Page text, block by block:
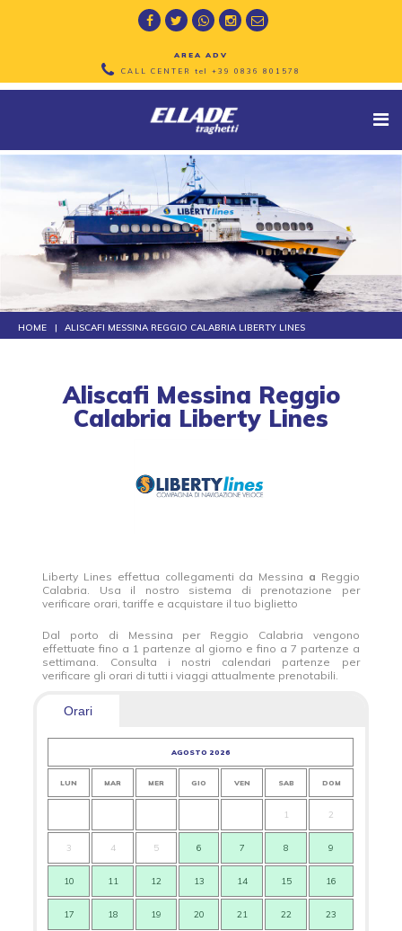
AREA ADV
CALL CENTER tel +39 0836 801578
HOME ALISCAFI MESSINA REGGIO CALABRIA LIBERTY LINES
Aliscafi Messina Reggio
Calabria Liberty Lines
Liberty Lines effettua collegamenti da Messina a Reggio
Calabria. Usa il nostro sistema di prenotazione per
verificare orari, tariffe e acquistare il tuo biglietto
Dal porto di Messina per Reggio Calabria vengono
effettuate fino a 1 partenze al giorno e fino a 7 partenze a
settimana. Consulta i nostri calendari partenze per
verificare gli orari di tutti i viaggi attualmente prenotabili.
Orari
AGOSTO 2026
LUN MAR MER GIO VEN SAB DOM
1 2
3 4 5 6 7 8 9
10 11 12 13 14 15 16
17 18 19 20 21 22 23